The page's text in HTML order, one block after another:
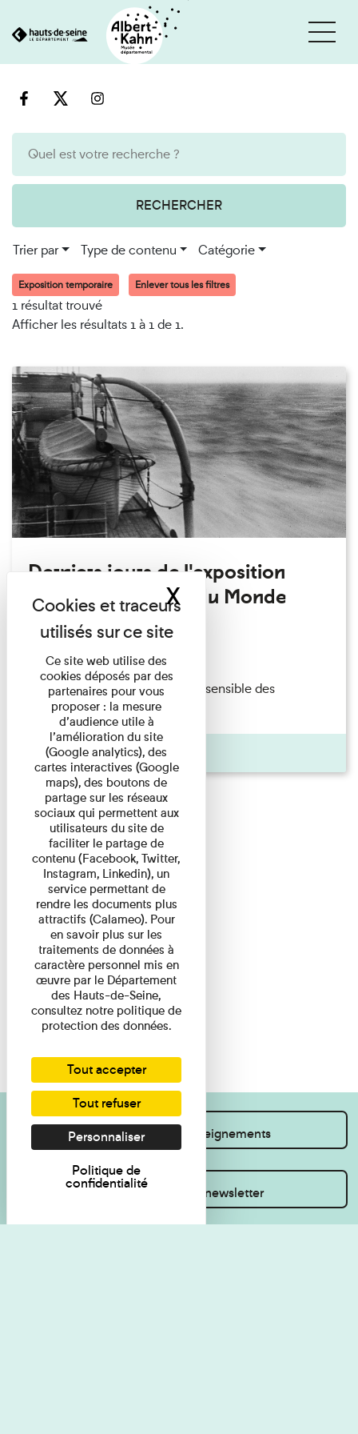
au
RECHERCHER
Trier par Type de contenu Catégorie
Exposition temporaire Enlever tous les filtres
1 résultat trouvé
Afficher les résultats 1 à 1 de 1.
Derniers jours de l'exposition
temporaire Autour du Monde
Exposition temporaire
14/12/2022
Embarquez dans une traversée sensible des
collections et explorez les ...
Actualité
Je souhaite des renseignements
Inscrivez-vous à la newsletter
Cookies et traceurs utilisés sur ce site
Ce site web utilise des
cookies déposés par des
partenaires pour vous
proposer : la mesure
d’audience utile à
l’amélioration du site
(Google analytics), des
cartes interactives (Google
maps), des boutons de
partage sur les réseaux
sociaux qui permettent aux
utilisateurs du site de
faciliter le partage de
contenu (Facebook, Twitter,
Instagram, Linkedin), un
service permettant de
rendre les documents plus
attractifs (Calameo). Pour
en savoir plus sur les
traitements de données à
caractère personnel mis en
œuvre par le Département
des Hauts-de-Seine,
consultez notre politique de
protection des données.
Tout accepter
Tout refuser
Personnaliser
Politique de
confidentialité
XMasquer le